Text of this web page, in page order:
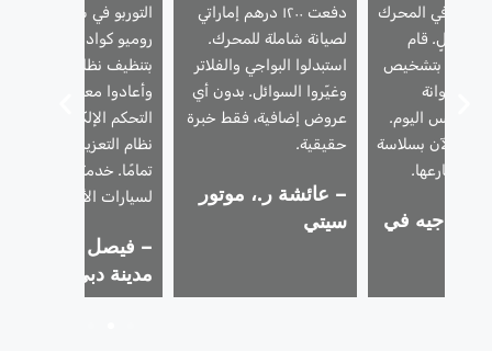
تردد في المحرك
عالٍ. قام
ريف بتشخيص
في نفس اليوم.
الآن بسلاسة
تسارعها.
م.، جيه في
دفعت ١٢٠٠ درهم إماراتي
لصيانة شاملة للمحرك.
استبدلوا البواجي والفلاتر
وغيّروا السوائل. بدون أي
عروض إضافية، فقط خبرة
حقيقية.
– عائشة ر.، موتور
سيتي
التوربو في سيارتي ألفا
روميو كوادريفوليو. قاموا
بتنظيف نظام التوربو،
وأعادوا معايرة وحدة
التحكم الإلكترونية،
نظام التعزيز يبدو جديدًا
تمامًا. خدمة ممتازة حقًا
لسيارات الأداء العالي.
– فيصل ك.، وسط
مدينة دبي